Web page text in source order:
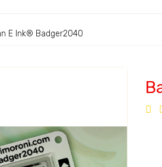
E Ink® Badger2040